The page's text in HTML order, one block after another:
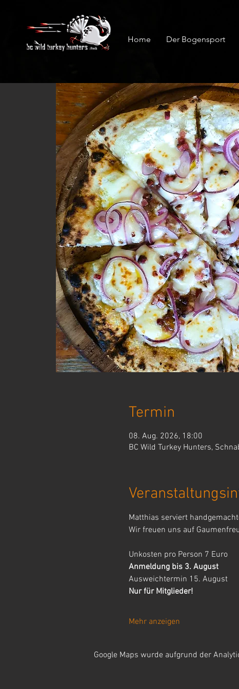
Home Der Bogensport
Termin
08. Aug. 2026, 18:00
BC Wild Turkey Hunters,
Matthias serviert
Wir freuen uns auf
Unkosten pro Person 7 Euro
Anmeldung bis 3. August
Ausweichtermin 15. August
Nur für Mitglieder!
Mehr anzeigen
Google Maps wurde aufgrund der